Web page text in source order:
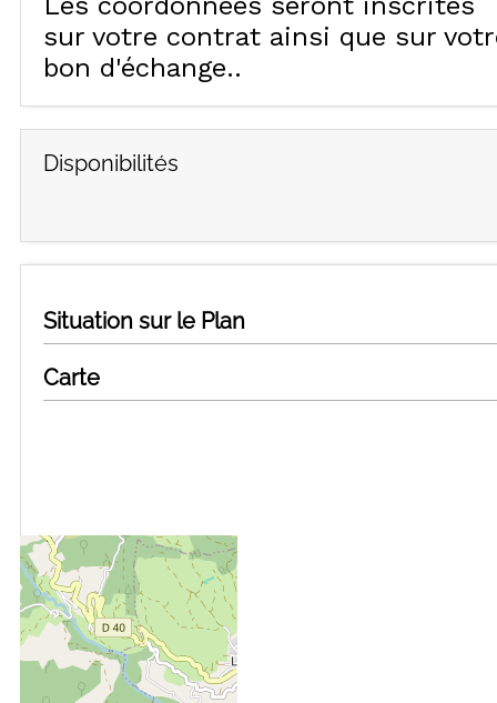
sur votre contrat ainsi que sur
bon d'échange.
Disponibilités
Situation sur le Plan
Carte